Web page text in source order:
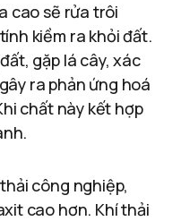
cao sẽ rửa trôi
kiềm ra khỏi đất.
gặp lá cây, xác
ra phản ứng hoá
chất này kết hợp
công nghiệp,
cao hơn. Khí thải